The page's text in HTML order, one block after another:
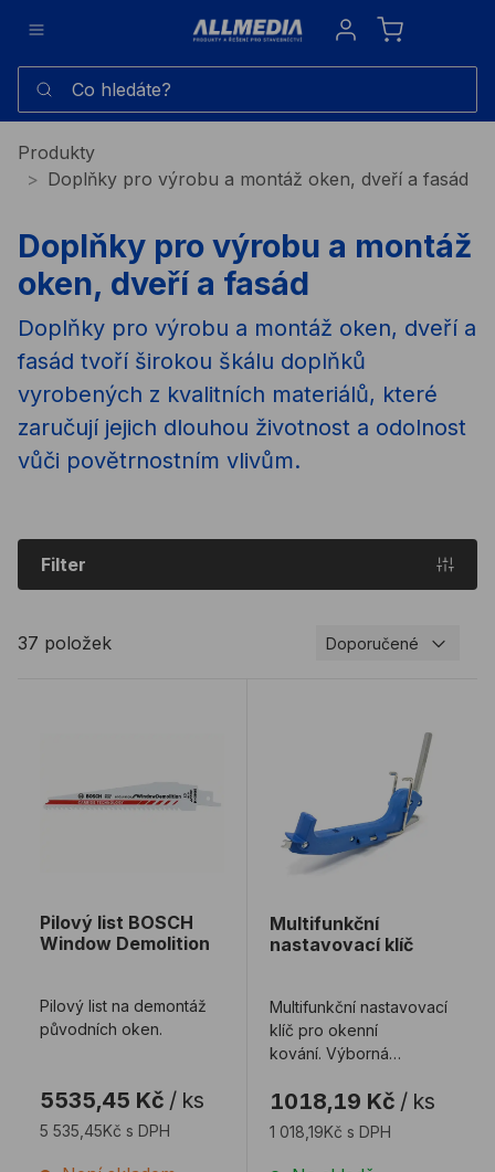
Sign in
Co hledáte?
Produkty
Doplňky pro výrobu a montáž oken, dveří a fasád
Doplňky pro výrobu a montáž
oken, dveří a fasád
Doplňky pro výrobu a montáž oken, dveří a
fasád tvoří širokou škálu doplňků
vyrobených z kvalitních materiálů, které
zaručují jejich dlouhou životnost a odolnost
vůči povětrnostním vlivům.
Filter
37 položek Doporučené
Pilový list BOSCH
Window Demolition
Pilový list na demontáž
původních oken.
5535,45 Kč / ks
5 535,45Kč s DPH
Multifunkční
nastavovací klíč
Multifunkční nastavovací
klíč pro okenní
kování. Výborná
skupiny, popřípadě pro ...
1018,19 Kč / ks
1 018,19Kč s DPH